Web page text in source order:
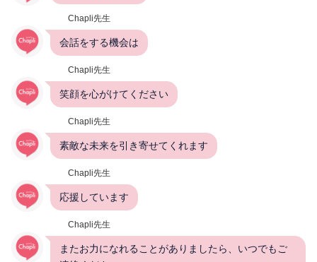
Chapli先生
会話をする機会は
Chapli先生
笑顔を心がけてください
Chapli先生
素敵な未来を引き寄せてくれます
Chapli先生
応援しています
Chapli先生
またお力になれることがありましたら、いつでもご